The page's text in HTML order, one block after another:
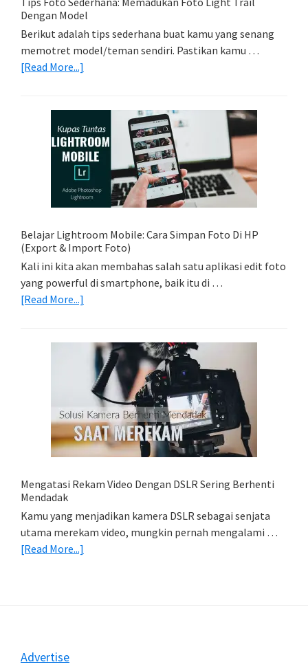
Dengan Model
Berikut adalah tips sederhana buat kamu yang senang
memotret model/teman sendiri. Pastikan kamu …
[Read More...]
Sederhana:
Memadukan
Foto
Light
Trail
Dengan
Belajar Lightroom Mobile: Cara Simpan Foto Di HP
(Export & Import Foto)
Kali ini kita akan membahas salah satu aplikasi edit foto
yang powerful di smartphone, baik itu di …
[Read More...]
Mobile:
Cara
Simpan
Foto
Di
HP
(Export
Import
Mengatasi Rekam Video Dengan DSLR Sering Berhenti
Mendadak
Kamu yang menjadikan kamera DSLR sebagai senjata
utama merekam video, mungkin pernah mengalami …
[Read More...]
Footer
Advertise